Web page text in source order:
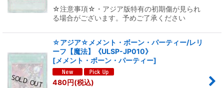
☆注意事項☆・アジア版特有の初期傷が見られ
る場合がございます。予めご了承ください
☆アジア☆メメント・ボーン・パーティー/レリ
ーフ【魔法】《ULSP-JP010》
[メメント・ボーン・パーティー]
480円(税込)